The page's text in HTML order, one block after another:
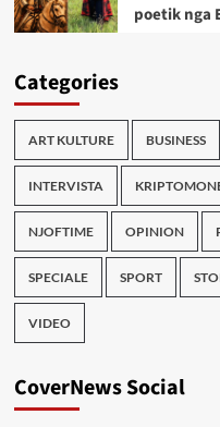
poetik nga
Categories
ART KULTURE BUSINESS
INTERVISTA
NJOFTIME OPINION
SPECIALE SPORT
VIDEO
CoverNews Social